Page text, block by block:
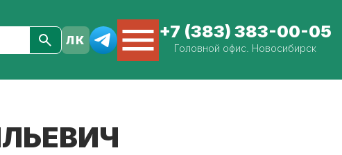
+7 (383) 383-00-05
Головной офис. Новосибирск